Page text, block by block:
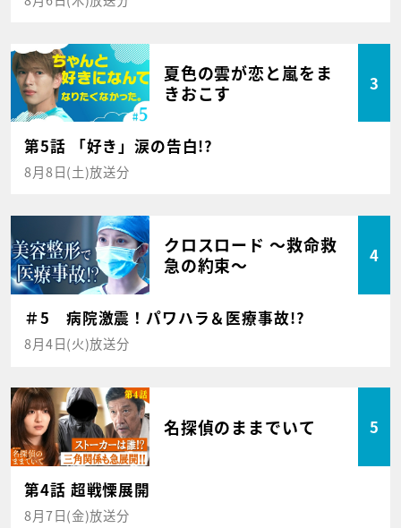
夏色の雲が恋と嵐をま
きおこす
3
第5話 「好き」涙の告白!?
8月8日(土)放送分
クロスロード ～救命救
急の約束～
4
＃5 病院激震！パワハラ＆医療事故!?
8月4日(火)放送分
名探偵のままでいて 5
第4話 超戦慄展開
8月7日(金)放送分